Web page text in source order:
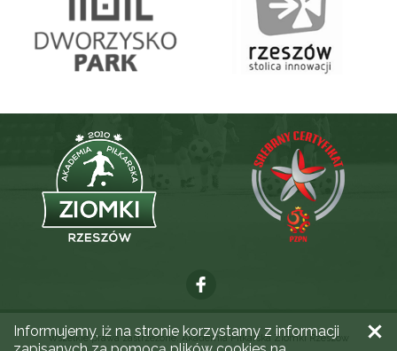
Wszelkie prawa zastrzeżone. Akademia Piłkarska Ziomki Rzeszów
Informujemy, iż na stronie korzystamy z informacji